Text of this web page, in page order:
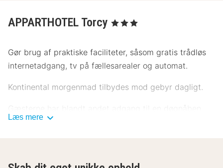
APPARTHOTEL Torcy , 3 Stjerner
Gør brug af praktiske faciliteter, såsom gratis trådløs
internetadgang, tv på fællesarealer og automat.
Kontinental morgenmad tilbydes mod gebyr dagligt.
reception, en flersproget medarbejderstab og en
Læs mere